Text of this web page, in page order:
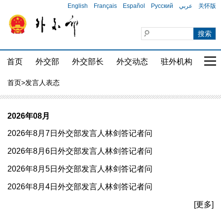
English Français Español Русский عربي 关怀版
首页 外交部 外交部长 外交动态 驻外机构 国
首页>发言人表态
2026年08月
2026年8月7日外交部发言人林剑答记者问
2026年8月6日外交部发言人林剑答记者问
2026年8月5日外交部发言人林剑答记者问
2026年8月4日外交部发言人林剑答记者问
[更多]